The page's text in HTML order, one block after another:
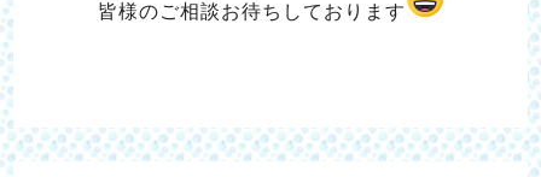
皆様のご相談お待ちしております